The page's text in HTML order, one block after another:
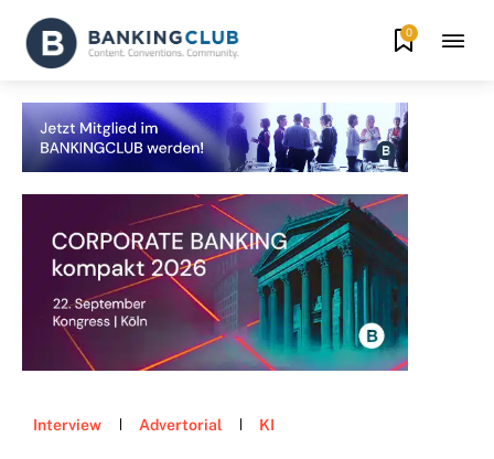
0
Interview Advertorial KI